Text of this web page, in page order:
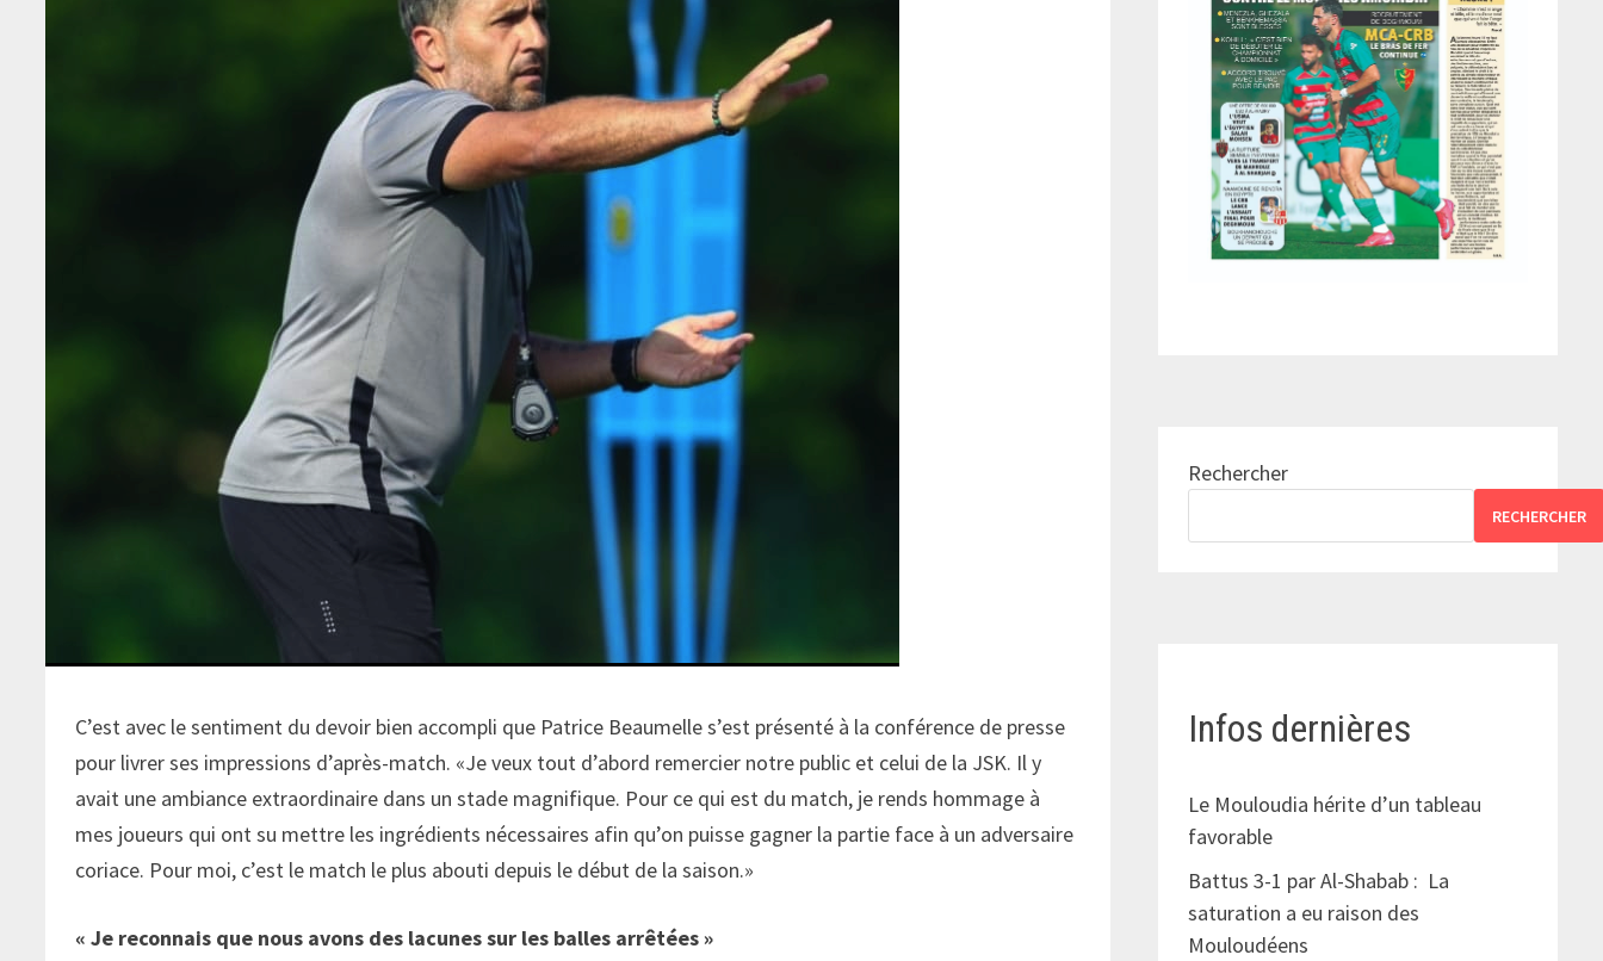
C’est avec le sentiment du devoir bien accompli que Patrice Beaumelle s’est présenté à la conférence de presse
pour livrer ses impressions d’après-match. «Je veux tout d’abord remercier notre public et celui de la JSK. Il y
avait une ambiance extraordinaire dans un stade magnifique. Pour ce qui est du match, je rends hommage à
mes joueurs qui ont su mettre les ingrédients nécessaires afin qu’on puisse gagner la partie face à un adversaire
coriace. Pour moi, c’est le match le plus abouti depuis le début de la saison.»
« Je reconnais que nous avons des lacunes sur les balles arrêtées »
Rechercher
RECHERCHER
Infos dernières
Le Mouloudia hérite d’un tableau
favorable
Battus 3-1 par Al-Shabab : La
saturation a eu raison des
Mouloudéens